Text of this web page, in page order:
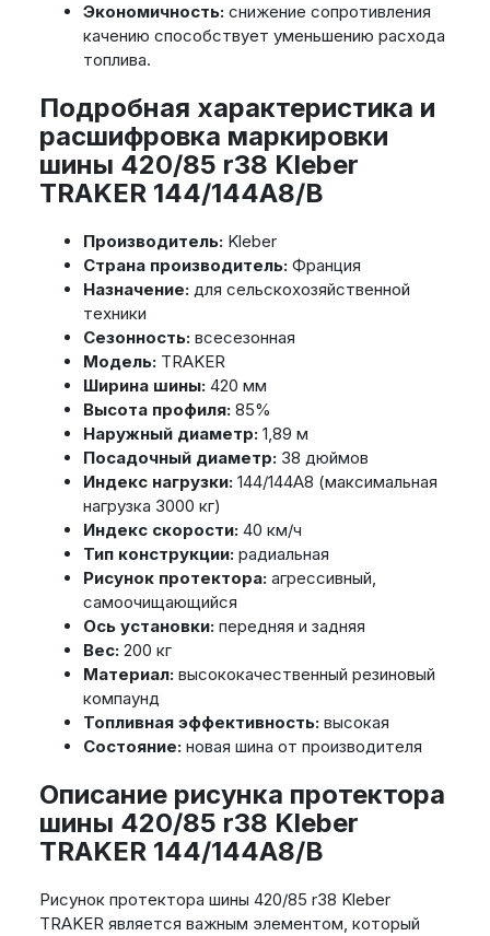
Экономичность:снижение сопротивления
качению способствует уменьшению расхода
топлива.
Подробная характеристика и
расшифровка маркировки
шины 420/85 r38 Kleber
TRAKER 144/144A8/B
Производитель:Kleber
Страна производитель:Франция
Назначение:для сельскохозяйственной
техники
Сезонность:всесезонная
Модель:TRAKER
Ширина шины:420 мм
Высота профиля:85%
Наружный диаметр:1,89 м
Посадочный диаметр:38 дюймов
Индекс нагрузки:144/144A8 (максимальная
нагрузка 3000 кг)
Индекс скорости:40 км/ч
Тип конструкции:радиальная
Рисунок протектора:агрессивный,
самоочищающийся
Ось установки:передняя и задняя
Вес:200 кг
Материал:высококачественный резиновый
компаунд
Топливная эффективность:высокая
Состояние:новая шина от производителя
Описание рисунка протектора
шины 420/85 r38 Kleber
TRAKER 144/144A8/B
Рисунок протектора шины 420/85 r38 Kleber
TRAKER является важным элементом, который